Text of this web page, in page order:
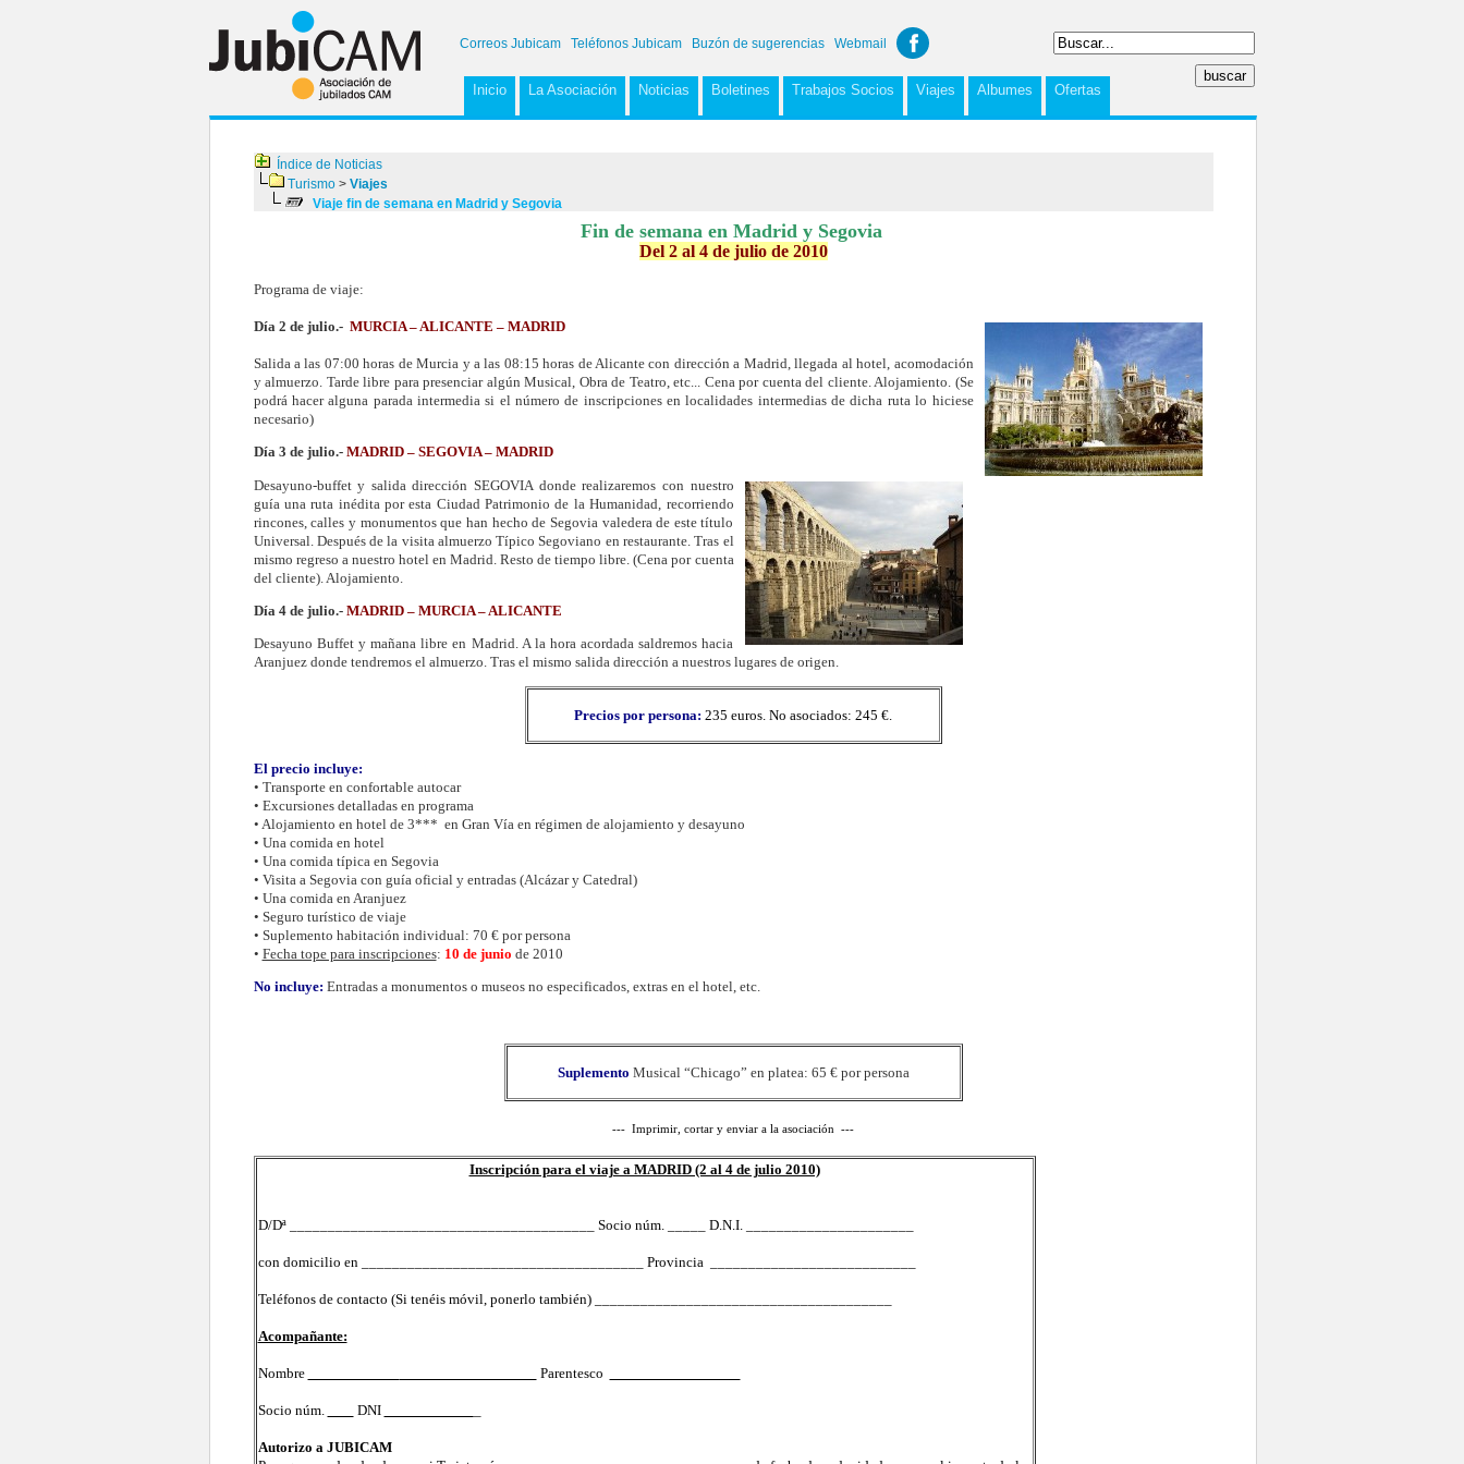
Correos Jubicam Teléfonos Jubicam Buzón de sugerencias Webmail
Inicio La Asociación Noticias Boletines Trabajos Socios Viajes Albumes Ofertas
Índice de Noticias
Turismo> Viajes
Viaje fin de semana en Madrid y Segovia
Fin de semana en Madrid y Segovia
Del 2 al 4 de julio de 2010
Programa de viaje:
Día 2 de julio.- MURCIA – ALICANTE – MADRID
Salida a las 07:00 horas de Murcia y a las 08:15 horas de Alicante con dirección a Madrid, llegada al hotel, acomodación
y almuerzo. Tarde libre para presenciar algún Musical, Obra de Teatro, etc... Cena por cuenta del cliente. Alojamiento. (Se
podrá hacer alguna parada intermedia si el número de inscripciones en localidades intermedias de dicha ruta lo hiciese
necesario)
Día 3 de julio.- MADRID – SEGOVIA – MADRID
Desayuno-buffet y salida dirección SEGOVIA donde realizaremos con nuestro
guía una ruta inédita por esta Ciudad Patrimonio de la Humanidad, recorriendo
rincones, calles y monumentos que han hecho de Segovia valedera de este título
Universal. Después de la visita almuerzo Típico Segoviano en restaurante. Tras el
mismo regreso a nuestro hotel en Madrid. Resto de tiempo libre. (Cena por cuenta
del cliente). Alojamiento.
Día 4 de julio.- MADRID – MURCIA – ALICANTE
Desayuno Buffet y mañana libre en Madrid. A la hora acordada saldremos hacia
Aranjuez donde tendremos el almuerzo. Tras el mismo salida dirección a nuestros lugares de origen.
Precios por persona: 235 euros. No asociados: 245 €.
El precio incluye:
• Transporte en confortable autocar
• Excursiones detalladas en programa
• Alojamiento en hotel de 3*** en Gran Vía en régimen de alojamiento y desayuno
• Una comida en hotel
• Una comida típica en Segovia
• Visita a Segovia con guía oficial y entradas (Alcázar y Catedral)
• Una comida en Aranjuez
• Seguro turístico de viaje
• Suplemento habitación individual: 70 € por persona
• Fecha tope para inscripciones: 10 de junio de 2010
No incluye: Entradas a monumentos o museos no especificados, extras en el hotel, etc.
Suplemento Musical “Chicago” en platea: 65 € por persona
--- Imprimir, cortar y enviar a la asociación ---
Inscripción para el viaje a MADRID (2 al 4 de julio 2010)
D/Dª ________________________________________ Socio núm. _____ D.N.I. ______________________
con domicilio en _____________________________________ Provincia ___________________________
Teléfonos de contacto (Si tenéis móvil, ponerlo también) _______________________________________
Acompañante:
Nombre Parentesco
Socio núm. DNI
Autorizo a JUBICAM